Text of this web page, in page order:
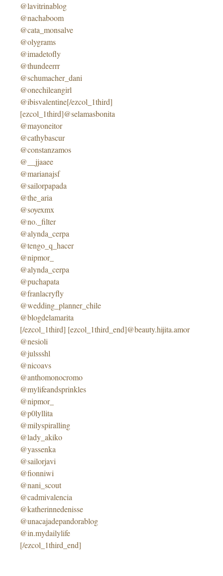
@lavitrinablog
@nachaboom
@cata_monsalve
@olygrams
@imadetofly
@thundeerrr
@schumacher_dani
@onechileangirl
@ibisvalentine[/ezcol_1third]
[ezcol_1third]@selamasbonita
@mayoneitor
@cathybascur
@constanzamos
@__jjaaee
@marianajsf
@sailorpapada
@the_aria
@soyexmx
@no._filter
@alynda_cerpa
@tengo_q_hacer
@nipmor_
@alynda_cerpa
@puchapata
@franlacryfly
@wedding_planner_chile
@blogdelamarita
[/ezcol_1third] [ezcol_1third_end]@beauty.hijita.amor
@nesioli
@julssshl
@nicoavs
@anthomonocromo
@mylifeandsprinkles
@nipmor_
@p0lyllita
@milyspiralling
@lady_akiko
@yassenka
@sailorjavi
@fionniwi
@nani_scout
@cadmivalencia
@katherinnedenisse
@unacajadepandorablog
@in.mydailylife
[/ezcol_1third_end]